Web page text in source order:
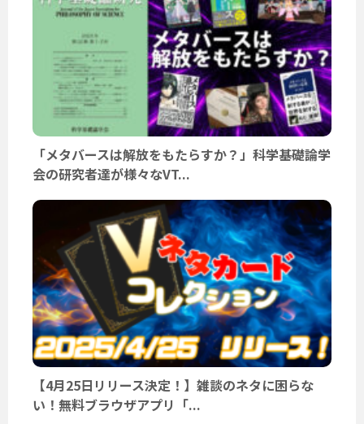
「メタバースは解放をもたらすか？」科学基礎論学
会の研究者達が様々なVT...
【4月25日リリース決定！】雑談のネタに困らな
い！無料ブラウザアプリ「...